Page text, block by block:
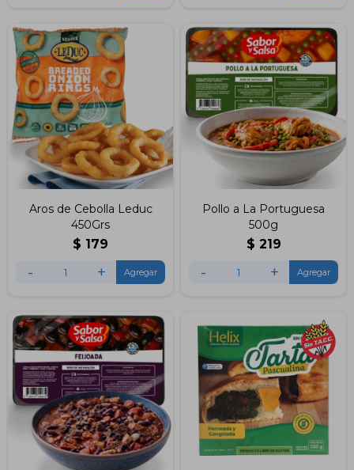
Aros de Cebolla Leduc
450Grs
$ 179
- +
Pollo a La Portuguesa
500g
$ 219
- +